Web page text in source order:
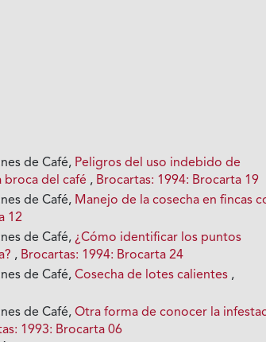
de Café, Peligros del uso indebido de
broca del café , Brocartas: 1994: Brocarta 19
de Café, Manejo de la cosecha en fincas
12
de Café,¿Cómo identificar los puntos
, Brocartas: 1994: Brocarta 24
de Café,Cosecha de lotes calientes ,
de Café,Otra forma de conocer la
1993: Brocarta 06